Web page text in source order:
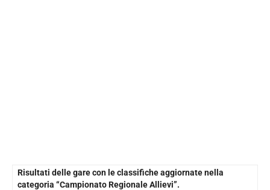
Risultati delle gare con le classifiche aggiornate nella
categoria “Campionato Regionale Allievi”.